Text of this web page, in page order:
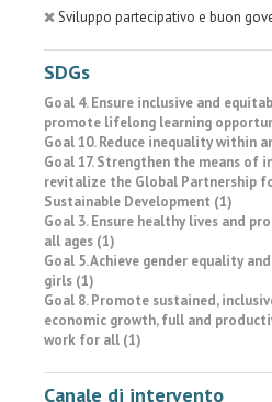
Sviluppo partecipativo e buon
SDGs
Goal 4. Ensure inclusive and
promote lifelong learning
Goal 10. Reduce inequality within
Goal 17. Strengthen the means of
revitalize the Global Partnership
Sustainable Development (1)
Goal 3. Ensure healthy lives and
all ages (1)
Goal 5. Achieve gender equality
girls (1)
Goal 8. Promote sustained,
economic growth, full and
work for all (1)
Canale di intervento